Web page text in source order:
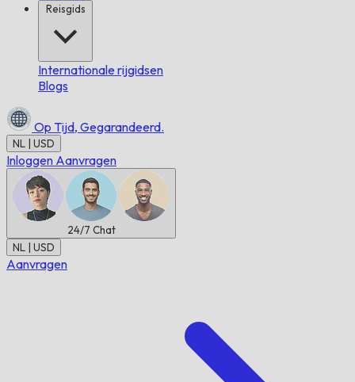
Reisgids
Internationale rijgidsen
Blogs
Op Tijd, Gegarandeerd.
NL | USD
Inloggen Aanvragen
24/7 Chat
NL | USD
Aanvragen